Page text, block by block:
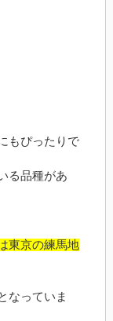
もぴったりで
る品種があ
東京の練馬地
なっていま